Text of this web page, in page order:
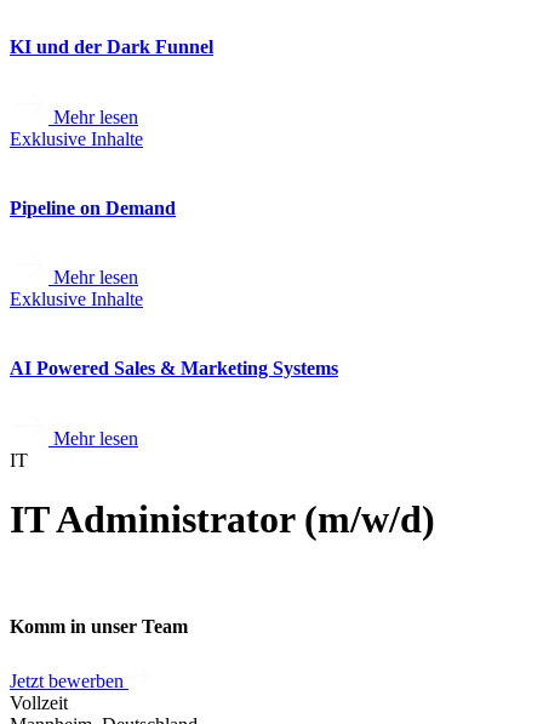
KI und der Dark Funnel
Mehr lesen
Exklusive Inhalte
Pipeline on Demand
Mehr lesen
Exklusive Inhalte
AI Powered Sales & Marketing Systems
Mehr lesen
IT
IT Administrator (m/w/d)
Komm in unser Team
Jetzt bewerben
Vollzeit